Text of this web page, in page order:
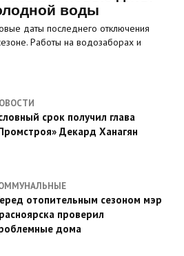
воды
даты последнего отключения
Работы на водозаборах и
срок получил глава
Декард Ханагян
отопительным сезоном мэр
проверил
дома